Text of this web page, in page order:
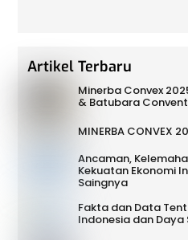
Artikel Terbaru
Minerba Convex
& Batubara
MINERBA CONVEX
Ancaman,
Kekuatan Ekonomi
Saingnya
Fakta dan Data
Indonesia dan Daya